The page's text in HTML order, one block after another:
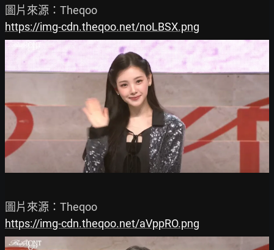
https://img-cdn.theqoo.net/noLBSX.png
https://img-cdn.theqoo.net/aVppRO.png